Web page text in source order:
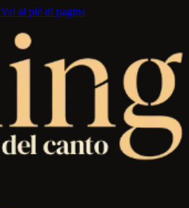
Vai al piè di pagina